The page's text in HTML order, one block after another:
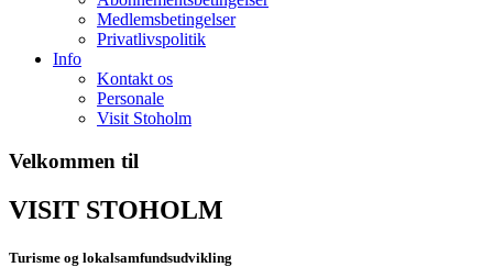
Medlemsbetingelser
Privatlivspolitik
Info
Kontakt os
Personale
Visit Stoholm
Velkommen til
VISIT STOHOLM
Turisme og lokalsamfundsudvikling